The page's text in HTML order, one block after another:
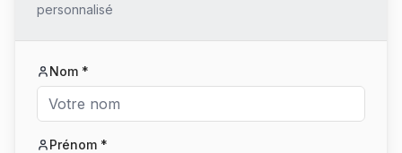
personnalisé
Nom *
Prénom *